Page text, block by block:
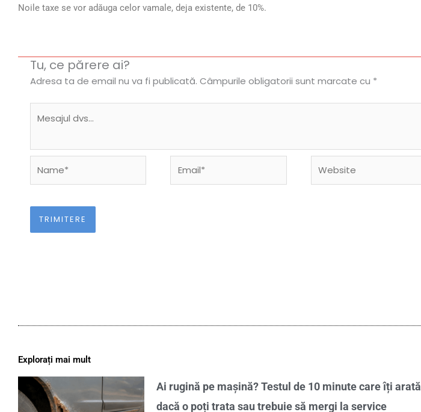
Noile taxe se vor adăuga celor vamale, deja existente, de 10%.
Tu, ce părere ai?
Adresa ta de email nu va fi publicată. Câmpurile obligatorii sunt marcate cu *
Explorați mai mult
Ai rugină pe mașină? Testul de 10 minute care îți arată
dacă o poți trata sau trebuie să mergi la service